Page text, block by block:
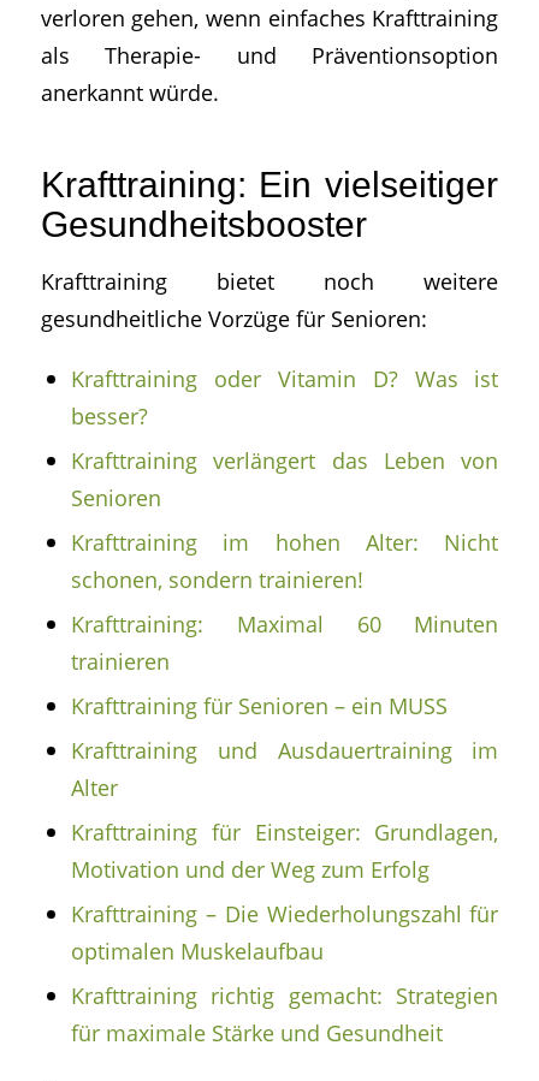
verloren gehen, wenn einfaches Krafttraining
als Therapie- und Präventionsoption
anerkannt würde.
Krafttraining: Ein vielseitiger
Gesundheitsbooster
Krafttraining bietet noch weitere
gesundheitliche Vorzüge für Senioren:
Krafttraining oder Vitamin D? Was ist
besser?
Krafttraining verlängert das Leben von
Senioren
Krafttraining im hohen Alter: Nicht
schonen, sondern trainieren!
Krafttraining: Maximal 60 Minuten
trainieren
Krafttraining für Senioren – ein MUSS
Krafttraining und Ausdauertraining im
Alter
Krafttraining für Einsteiger: Grundlagen,
Motivation und der Weg zum Erfolg
Krafttraining – Die Wiederholungszahl für
optimalen Muskelaufbau
Krafttraining richtig gemacht: Strategien
für maximale Stärke und Gesundheit